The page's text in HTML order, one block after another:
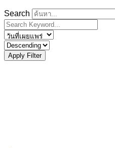
Search
Apply Filter